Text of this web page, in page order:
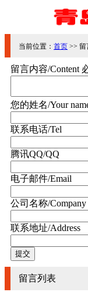
当前位置： 首页 >> 留
留言内容/Content
您的姓名/Your
联系电话/Tel
腾讯QQ/QQ
电子邮件/Email
公司名称/Company
联系地址/Address
留言列表